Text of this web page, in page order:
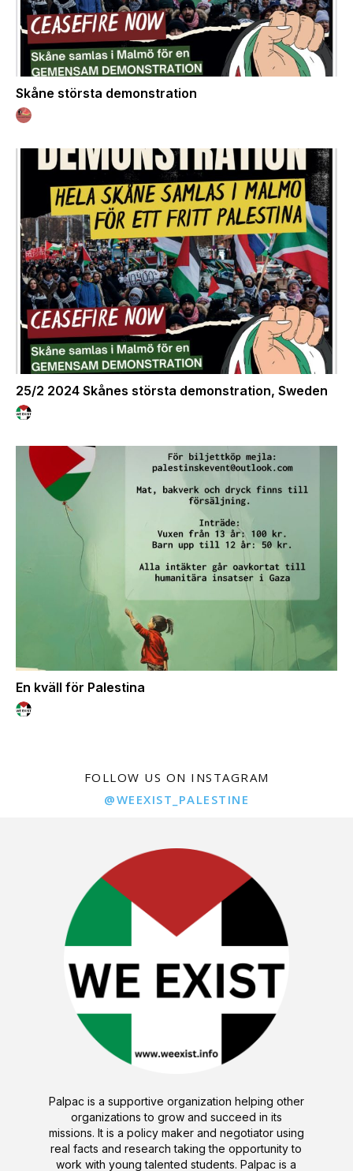
Skåne största demonstration
25/2 2024 Skånes största demonstration, Sweden
En kväll för Palestina
FOLLOW US ON INSTAGRAM
@WEEXIST_PALESTINE
Palpac is a supportive organization helping other
organizations to grow and succeed in its
missions. It is a policy maker and negotiator using
real facts and research taking the opportunity to
work with young talented students. Palpac is a